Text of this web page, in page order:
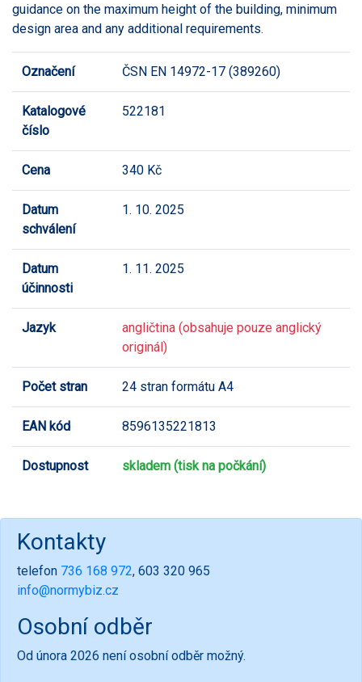
guidance on the maximum height of the building, minimum
design area and any additional requirements.
Označení ČSN EN 14972-17 (389260)
Katalogové
číslo
522181
Cena 340 Kč
Datum
schválení
1. 10. 2025
Datum
účinnosti
1. 11. 2025
Jazyk
angličtina (obsahuje pouze anglický
originál)
Počet stran 24 stran formátu A4
EAN kód 8596135221813
Dostupnost skladem (tisk na počkání)
Kontakty
telefon 736 168 972, 603 320 965
info@normybiz.cz
Osobní odběr
Od února 2026 není osobní odběr možný.